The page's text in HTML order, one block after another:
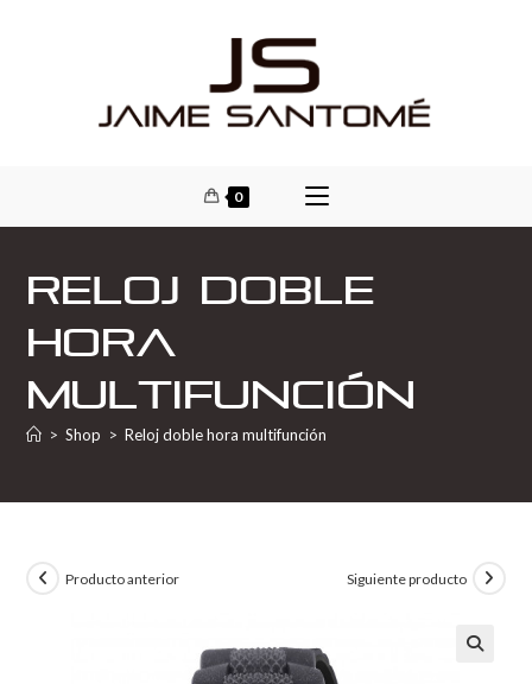
0
Reloj doble
hora
multifunción
> Shop > Reloj doble hora multifunción
Producto anterior Siguiente producto